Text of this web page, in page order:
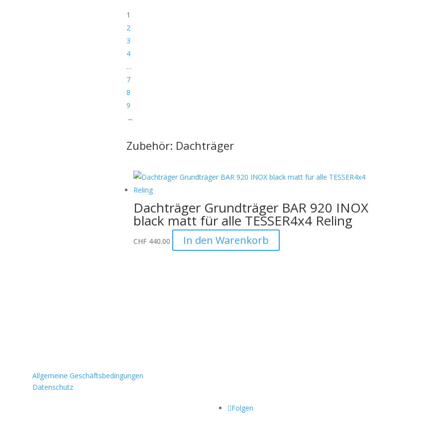
1
2
3
4
…
7
8
9
→
Zubehör: Dachträger
Dachträger Grundträger BAR 920 INOX
black matt für alle TESSER4x4 Reling
CHF440.00 In den Warenkorb
Allgemeine Geschäftsbedingungen
Datenschutz
Folgen